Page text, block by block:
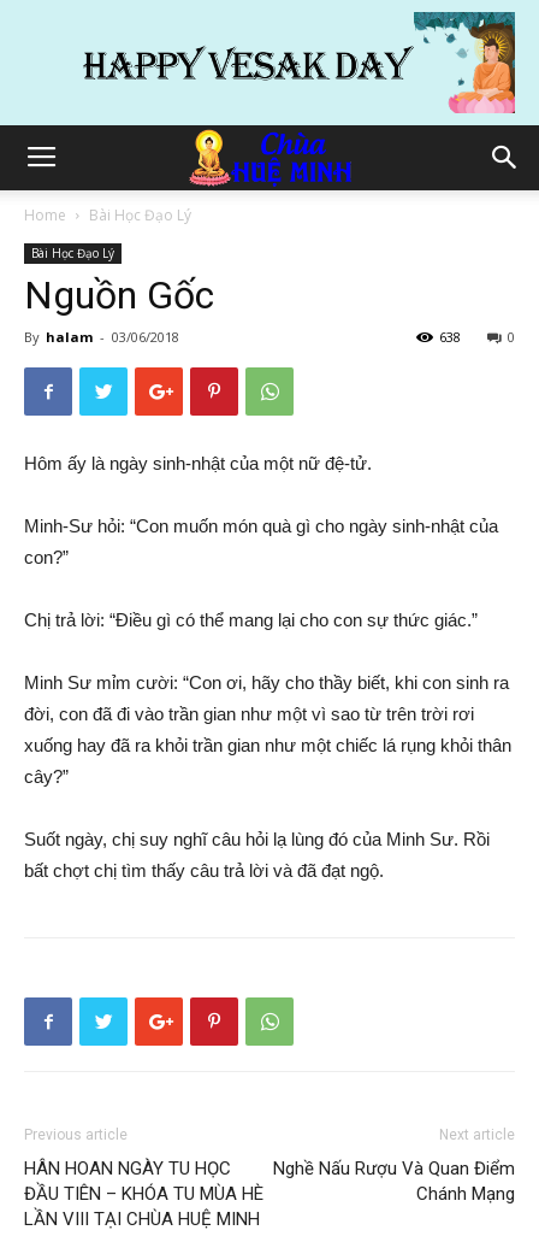
Home Bài Học Đạo Lý
Bài Học Đạo Lý
Nguồn Gốc
By halam - 03/06/2018 0
638
Hôm ấy là ngày sinh-nhật của một nữ đệ-tử.
Minh-Sư hỏi: “Con muốn món quà gì cho ngày sinh-nhật của
con?”
Chị trả lời: “Điều gì có thể mang lại cho con sự thức giác.”
Minh Sư mỉm cười: “Con ơi, hãy cho thầy biết, khi con sinh ra
đời, con đã đi vào trần gian như một vì sao từ trên trời rơi
xuống hay đã ra khỏi trần gian như một chiếc lá rụng khỏi thân
cây?”
Suốt ngày, chị suy nghĩ câu hỏi lạ lùng đó của Minh Sư. Rồi
bất chợt chị tìm thấy câu trả lời và đã đạt ngộ.
Previous article
HÂN HOAN NGÀY TU HỌC
ĐẦU TIÊN – KHÓA TU MÙA HÈ
LẦN VIII TẠI CHÙA HUỆ MINH
Next article
Nghề Nấu Rượu Và Quan Điểm
Chánh Mạng